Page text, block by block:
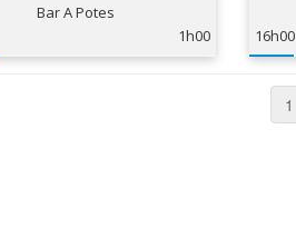
Bar A Potes
1h00
16h00
1